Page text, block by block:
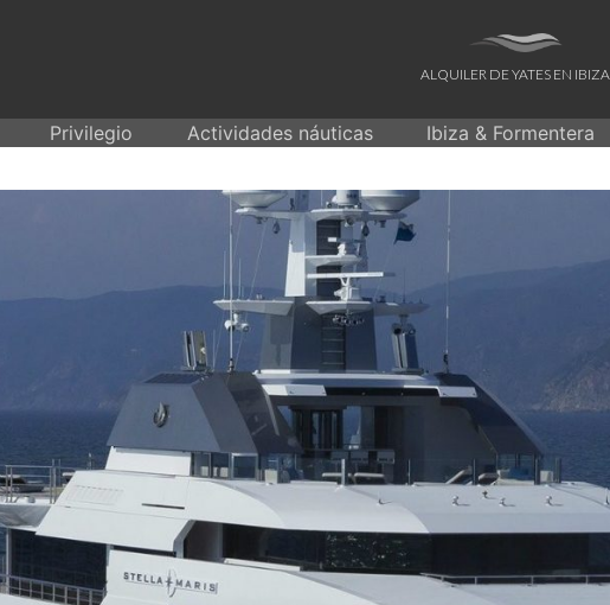
ALQUILER DE YATES EN IBIZA
Privilegio Actividades náuticas Ibiza & Formentera